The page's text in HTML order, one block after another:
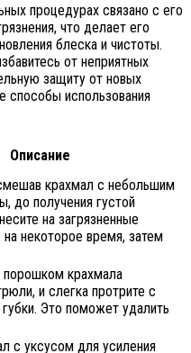
процедурах связано с его
что делает его
блеска и чистоты.
от неприятных
защиту от новых
способы использования
Описание
крахмал с небольшим
до получения густой
на загрязненные
на некоторое время, затем
порошком крахмала
и слегка протрите с
Это поможет удалить
с уксусом для усиления